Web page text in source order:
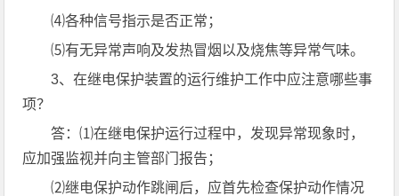
⑷各种信号指示是否正常；
⑸有无异常声响及发热冒烟以及烧焦等异常气味。
3、在继电保护装置的运行维护工作中应注意哪些事
项？
答：⑴在继电保护运行过程中，发现异常现象时，
应加强监视并向主管部门报告；
⑵继电保护动作跳闸后，应首先检查保护动作情况